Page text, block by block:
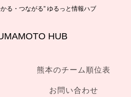
る・つながる” ゆるっと情報ハブ
HUB
熊本のチーム順位表
お問い合わせ